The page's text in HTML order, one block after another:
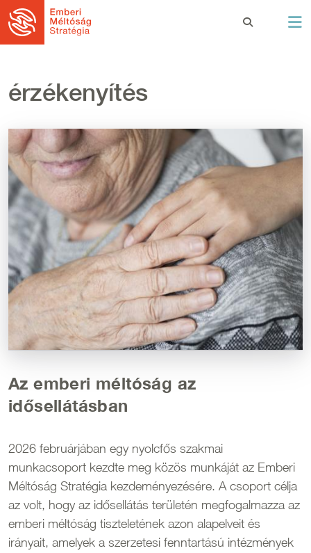
Ugrás a tartalomra
érzékenyítés
Kép
Az emberi méltóság az
idősellátásban
2026 februárjában egy nyolcfős szakmai
munkacsoport kezdte meg közös munkáját az Emberi
Méltóság Stratégia kezdeményezésére. A csoport célja
az volt, hogy az idősellátás területén megfogalmazza az
emberi méltóság tiszteletének azon alapelveit és
irányait, amelyek a szerzetesi fenntartású intézmények